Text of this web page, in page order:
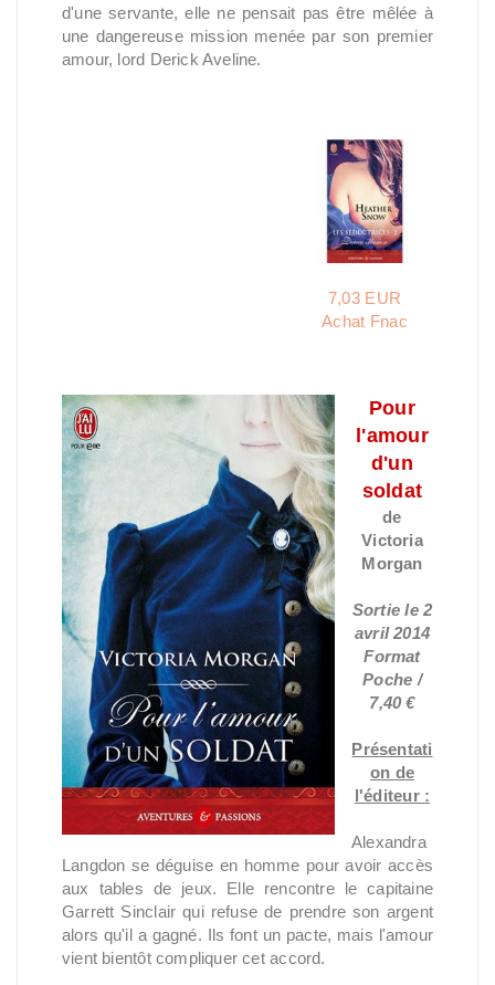
d'une servante, elle ne pensait pas être mêlée à
une dangereuse mission menée par son premier
amour, lord Derick Aveline.
7,03 EUR
Achat Fnac
Pour
l'amour
d'un
soldat
de
Victoria
Morgan
Sortie le 2
avril 2014
Format
Poche /
7,40 €
Présentati
on de
l'éditeur :
Alexandra
Langdon se déguise en homme pour avoir accès
aux tables de jeux. Elle rencontre le capitaine
Garrett Sinclair qui refuse de prendre son argent
alors qu'il a gagné. Ils font un pacte, mais l'amour
vient bientôt compliquer cet accord.